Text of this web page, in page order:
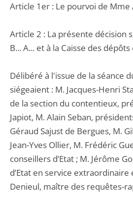
Article 1er : Le pourvoi de Mme
Article 2 : La présente décision
B... A... et à la Caisse des
Délibéré à l'issue de la séance
siégeaient : M. Jacques-Henri
de la section du contentieux,
Japiot, M. Alain Seban,
Géraud Sajust de Bergues, M.
Jean-Yves Ollier, M. Frédéric
conseillers d’Etat ; M. Jérôme
d’Etat en service extraordinaire
Denieul, maître des requêtes-